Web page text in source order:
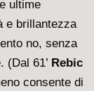
ultime
e brillantezza
no, senza
(Dal 61’ Rebic
consente di